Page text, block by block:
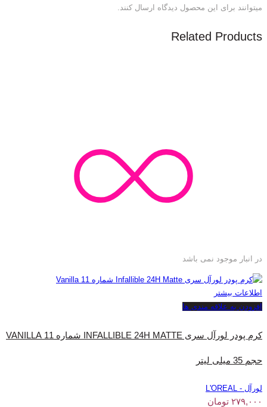
میتوانند برای این محصول دیدگاه ارسال کنند.
Related Products
در انبار موجود نمی باشد
اطلاعات بیشتر
افزودن به علاقه مندی ها
کرم پودر لورآل سری INFALLIBLE 24H MATTE شماره 11 VANILLA
حجم 35 میلی‌ لیتر
لورآل - L'OREAL
۲۷۹,۰۰۰ تومان